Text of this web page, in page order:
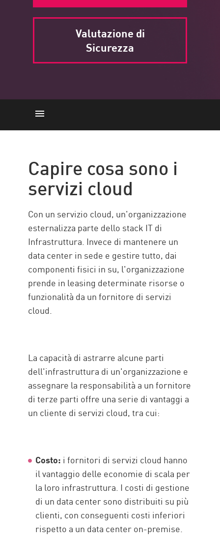
Valutazione di
Sicurezza
Modelli di servizi cloud
Tipi di nuvola
Check Point solution
Capire cosa sono i
servizi cloud
Con un servizio cloud, un'organizzazione
esternalizza parte dello stack IT di
Infrastruttura. Invece di mantenere un
data center in sede e gestire tutto, dai
componenti fisici in su, l'organizzazione
prende in leasing determinate risorse o
funzionalità da un fornitore di servizi
cloud.
La capacità di astrarre alcune parti
dell'infrastruttura di un'organizzazione e
assegnare la responsabilità a un fornitore
di terze parti offre una serie di vantaggi a
un cliente di servizi cloud, tra cui:
Costo: i fornitori di servizi cloud hanno
il vantaggio delle economie di scala per
la loro infrastruttura. I costi di gestione
di un data center sono distribuiti su più
clienti, con conseguenti costi inferiori
rispetto a un data center on-premise.